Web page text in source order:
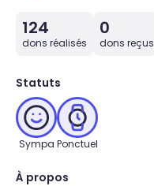
124
dons réalisés
0
dons reçus
Statuts
Sympa Ponctuel
À propos